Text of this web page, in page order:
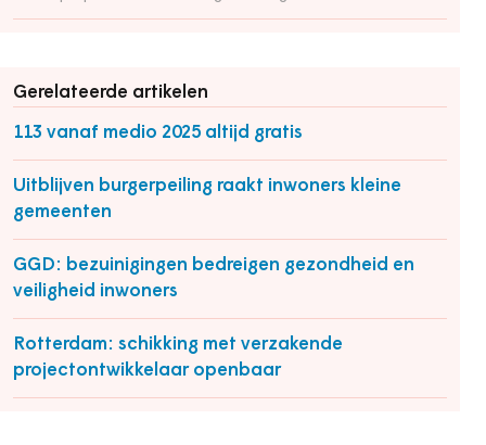
Gerelateerde artikelen
113 vanaf medio 2025 altijd gratis
Uitblijven burgerpeiling raakt inwoners kleine
gemeenten
GGD: bezuinigingen bedreigen gezondheid en
veiligheid inwoners
Rotterdam: schikking met verzakende
projectontwikkelaar openbaar